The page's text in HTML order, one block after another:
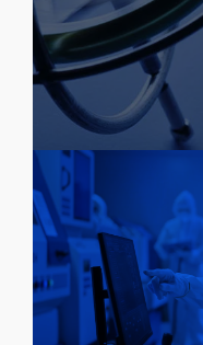
SLDs:
DFB: